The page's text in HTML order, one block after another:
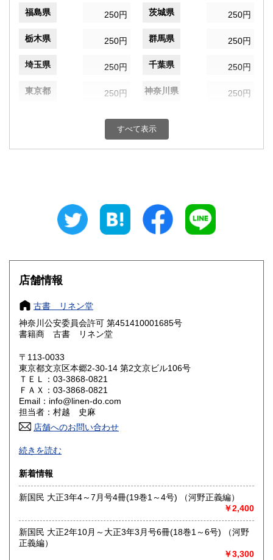
福島県 250円 茨城県 250円
栃木県 250円 群馬県 250円
埼玉県 250円 千葉県 250円
東京都 250円 神奈川県 250円
250円 富山県
250円 三重県
大阪府
奈良県
鳥取県 250円 島根県
岡山県
山口県 250円
香川県
高知県 250円
佐賀県
熊本県 250円 大分県 250円
250円
沖縄県 250円
すべて表示
店舗情報
古書 リネン堂
神奈川公安委員会許可 第451410001685号
書籍商 古書 リネン堂
〒113-0033
東京都文京区本郷2‐30-14 第2文京ビル106号
ＴＥＬ：03-3868-0821
ＦＡＸ：03-3868-0821
Email：info@linen-do.com
担当者：村越 史麻
店舗へのお問い合わせ
「日本の古本屋」専用在庫です。
沿線名：-
最寄駅：-
営業時間：-
定休日：-
書籍の買取について
戦前の料理、婦人もの、絵本、児童書などに加え、各種雑
続きを読む
新着情報
新国民 大正3年4～7月号4冊(19巻1～4号) （河野正義編）
￥2,400
新国民 大正2年10月～大正3年3月号6冊(18巻1～6号) （河野
正義編）
￥3,300